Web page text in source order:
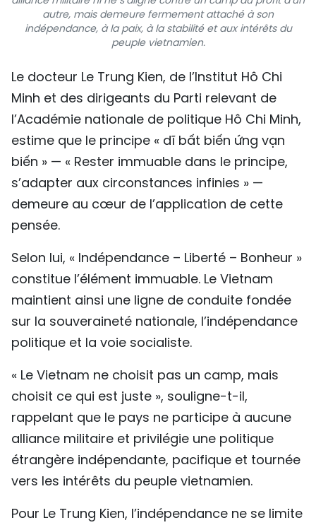
autre, mais demeure fermement attaché à son
indépendance, à la paix, à la stabilité et aux intérêts du
peuple vietnamien.
Le docteur Le Trung Kien, de l’Institut Hô Chi
Minh et des dirigeants du Parti relevant de
l’Académie nationale de politique Hô Chi Minh,
estime que le principe « dĩ bất biến ứng vạn
biến » — « Rester immuable dans le principe,
s’adapter aux circonstances infinies » —
demeure au cœur de l’application de cette
pensée.
Selon lui, « Indépendance – Liberté – Bonheur »
constitue l’élément immuable. Le Vietnam
maintient ainsi une ligne de conduite fondée
sur la souveraineté nationale, l’indépendance
politique et la voie socialiste.
« Le Vietnam ne choisit pas un camp, mais
choisit ce qui est juste », souligne-t-il,
rappelant que le pays ne participe à aucune
alliance militaire et privilégie une politique
étrangère indépendante, pacifique et tournée
vers les intérêts du peuple vietnamien.
Pour Le Trung Kien, l’indépendance ne se limite